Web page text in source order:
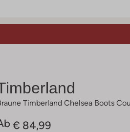
Timberland Chelsea Boots
€ 84,99